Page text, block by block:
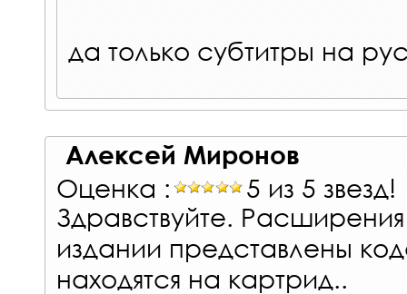
да только субтитры на
Алексей Миронов
Оценка :
5 из 5 звезд!
Здравствуйте.
издании представлены
находятся на картрид..